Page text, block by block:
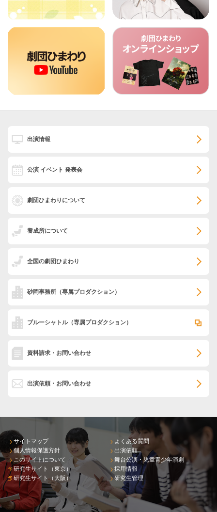
出演情報
公演 イベント 発表会
劇団ひまわりについて
養成所について
全国の劇団ひまわり
砂岡事務所 （専属プロダクション）
ブルーシャトル（専属プロダクション）
資料請求・お問い合わせ
出演依頼・お問い合わせ
サイトマップ
個人情報保護方針
このサイトについて
研究生サイト（東京）
研究生サイト（大阪）
よくある質問
出演依頼
舞台公演・児童青少年演劇
採用情報
研究生管理